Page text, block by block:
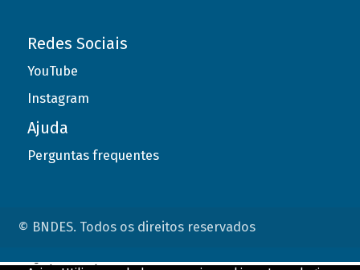
Redes Sociais
YouTube
Instagram
Ajuda
Perguntas frequentes
© BNDES. Todos os direitos reservados